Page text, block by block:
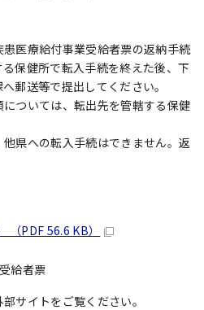
医療給付事業受給者票の返納手続
保健所で転入手続を終えた後、下
郵送等で提出してください。
ついては、転出先を管轄する保健
他県への転入手続はできません。返
（PDF 56.6 KB）
給者票
サイトをご覧ください。